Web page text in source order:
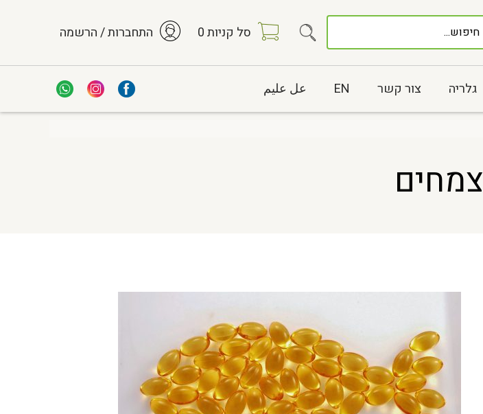
סל קניות0 התחברות / הרשמה
גלריה צור קשר EN عل عليم